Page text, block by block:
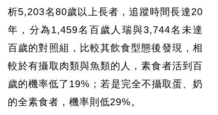
析5,203名80歲以上長者，追蹤時間長達20
年，分為1,459名百歲人瑞與3,744名未達
百歲的對照組，比較其飲食型態後發現，相
較於有攝取肉類與魚類的人，素食者活到百
歲的機率低了19%；若是完全不攝取蛋、奶
的全素食者，機率則低29%。